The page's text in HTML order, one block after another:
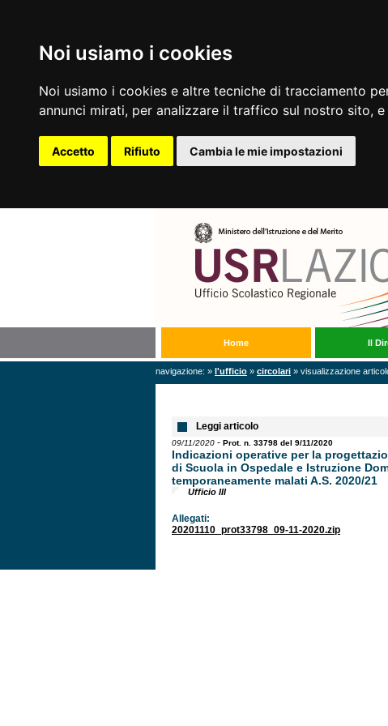
Noi usiamo i cookies
Noi usiamo i cookies e altre tecniche di tracciamento
annunci mirati, per analizzare il traffico sul nostro sito,
Accetto Rifiuto Cambia le mie impostazioni
Home Il
navigazione: » l'ufficio » circolari » visualizzazione
Leggi articolo
09/11/2020 - Prot. n. 33798 del 9/11/2020
Indicazioni operative per la
di Scuola in Ospedale e Istruzione
temporaneamente malati A.S. 2020/21
Ufficio III
Allegati:
20201110_prot33798_09-11-2020.zip